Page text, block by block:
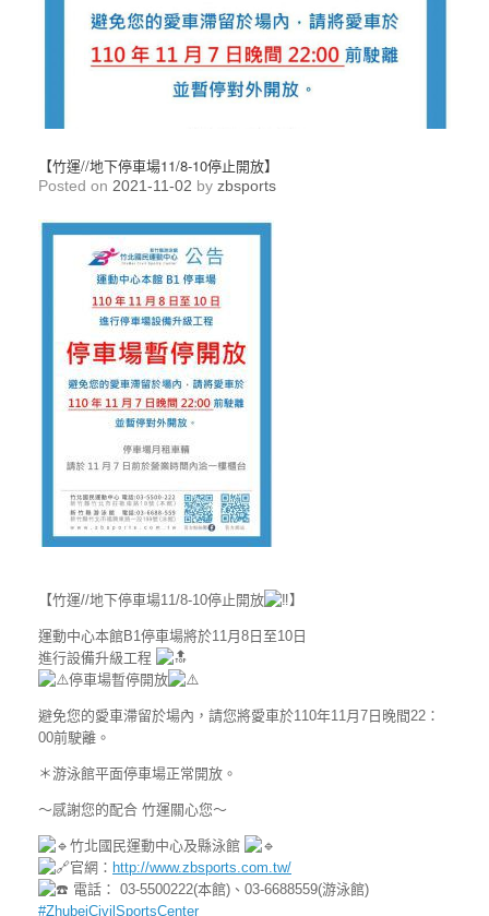
【竹運//地下停車場11/8-10停止開放】
Posted on 2021-11-02 by zbsports
【竹運//地下停車場11/8-10停止開放 】
運動中心本館B1停車場將於11月8日至10日
進行設備升級工程
停車場暫停開放
避免您的愛車滯留於場內，請您將愛車於110年11月7日晚間22：
00前駛離。
＊游泳館平面停車場正常開放。
～感謝您的配合 竹運關心您～
竹北國民運動中心及縣泳館
官網： http://www.zbsports.com.tw/
電話： 03-5500222(本館)、03-6688559(游泳館)
#ZhubeiCivilSportsCenter